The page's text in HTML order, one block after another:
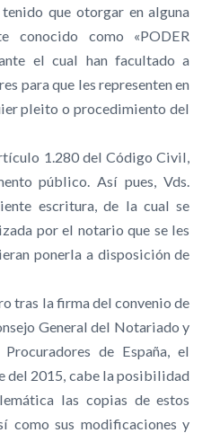
que otorgar en alguna
conocido como «PODER
el cual han facultado a
para que les representen en
pleito o procedimiento del
1.280 del Código Civil,
público. Así pues, Vds.
escritura, de la cual se
por el notario que se les
ponerla a disposición de
tras la firma del convenio de
General del Notariado y
de España, el
del 2015, cabe la posibilidad
las copias de estos
como sus modificaciones y